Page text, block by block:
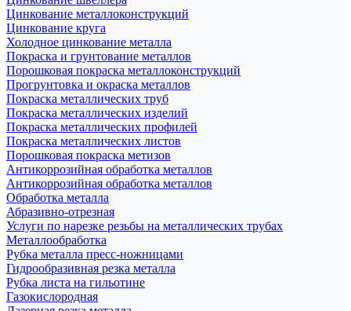
Цинкование металлоконструкций
Цинкование круга
Холодное цинкование металла
Покраска и грунтование металлов
Порошковая покраска металлоконструкций
Прогрунтовка и окраска металлов
Покраска металлических труб
Покраска металлических изделий
Покраска металлических профилей
Покраска металлических листов
Порошковая покраска метизов
Антикоррозийная обработка металлов
Антикоррозийная обработка металлов
Обработка металла
Абразивно-отрезная
Услуги по нарезке резьбы на металлических трубах
Металлообработка
Рубка металла пресс-ножницами
Гидрообразивная резка металла
Рубка листа на гильотине
Газокислородная